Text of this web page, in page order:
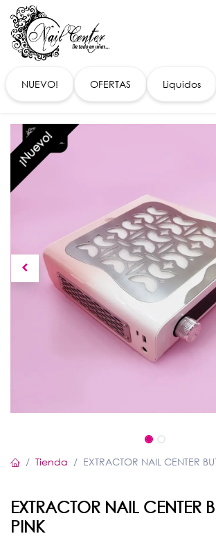
Ir al contenido
NUEVO! OFERTAS Liquidos
¡Nuevo!
Tienda EXTRACTOR NAIL CENTER
EXTRACTOR NAIL CENTER
PINK